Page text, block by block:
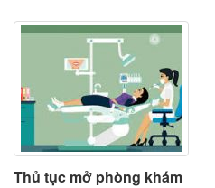
Thủ tục mở phòng khám